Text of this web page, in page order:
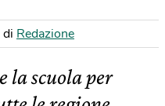
di Redazione
la scuola per